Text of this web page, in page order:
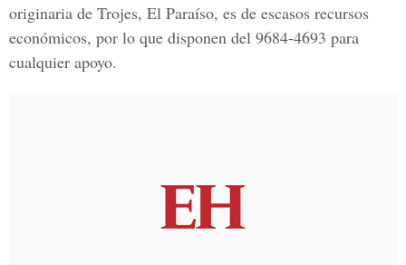
originaria de Trojes, El Paraíso, es de escasos recursos
económicos, por lo que disponen del 9684-4693 para
cualquier apoyo.